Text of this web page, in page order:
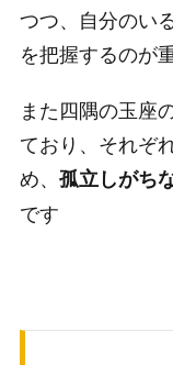
つつ、自分のい
を把握するのが
また四隅の玉座
ており、それぞ
め、 孤立しがち
です